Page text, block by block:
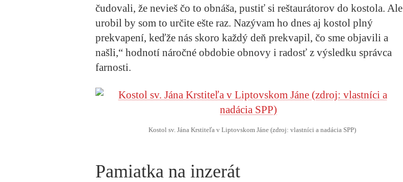
čudovali, že nevieš čo to obnáša, pustiť si reštaurátorov do kostola. Ale
urobil by som to určite ešte raz. Nazývam ho dnes aj kostol plný
prekvapení, keďže nás skoro každý deň prekvapil, čo sme objavili a
našli,“ hodnotí náročné obdobie obnovy i radosť z výsledku správca
farnosti.
Kostol sv. Jána Krstiteľa v Liptovskom Jáne (zdroj: vlastníci a nadácia SPP)
Pamiatka na inzerát